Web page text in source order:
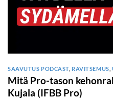
SAAVUTUS PODCAST,RAVITSEMUS
Mitä Pro-tason
Kujala (IFBB Pro)